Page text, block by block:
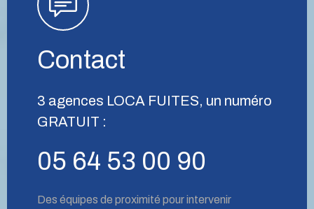
Contact
3 agences LOCA FUITES, un numéro
GRATUIT :
05 64 53 00 90
Des équipes de proximité pour intervenir